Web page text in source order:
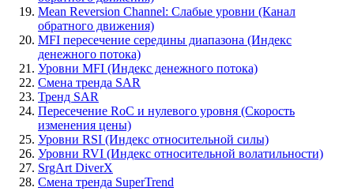
Mean Reversion Channel: Слабые уровни (Канал
обратного движения)
MFI пересечение середины диапазона (Индекс
денежного потока)
Уровни MFI (Индекс денежного потока)
Смена тренда SAR
Тренд SAR
Пересечение RoC и нулевого уровня (Скорость
изменения цены)
Уровни RSI (Индекс относительной силы)
Уровни RVI (Индекс относительной волатильности)
SrgArt DiverX
Смена тренда SuperTrend